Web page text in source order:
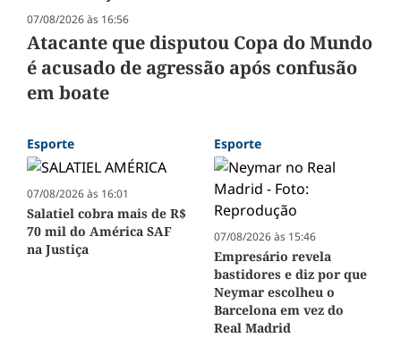
07/08/2026 às 16:56
Atacante que disputou Copa do Mundo
é acusado de agressão após confusão
em boate
Esporte
07/08/2026 às 16:01
Salatiel cobra mais de R$
70 mil do América SAF
na Justiça
Esporte
07/08/2026 às 15:46
Empresário revela
bastidores e diz por que
Neymar escolheu o
Barcelona em vez do
Real Madrid